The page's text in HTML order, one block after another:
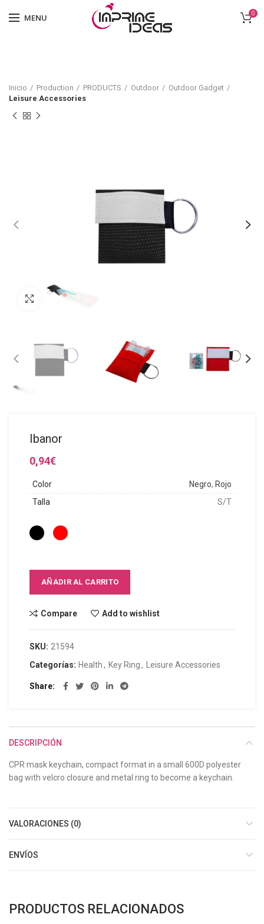
MENU 0
Inicio Production PRODUCTS Outdoor
Outdoor Gadget
Leisure Accessories
Click to enlarge
Ibanor
0,94€
Color Negro, Rojo
Talla
S/T
AÑADIR AL CARRITO
Compare Add to wishlist
SKU: 21594
Categorías: Health, Key Ring, Leisure Accessories
Share
DESCRIPCIÓN
CPR mask keychain, compact format in a small 600D polyester
bag with velcro closure and metal ring to become a keychain.
VALORACIONES (0)
ENVÍOS
PRODUCTOS RELACIONADOS